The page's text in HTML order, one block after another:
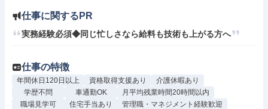
仕事に関するPR
実務経験必須◆同じ忙しさなら給料も技術も上がる方へ
仕事の特徴
年間休日120日以上 資格取得支援あり
介護休暇あり
学歴不問
車通勤OK
月平均残業時間20時間以内
職場見学可
住宅手当あり
管理職・マネジメント経験歓迎